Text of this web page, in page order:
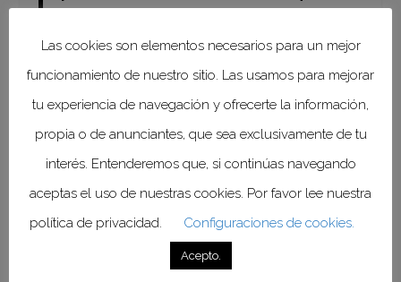
recomendaciones y las replican. Los
influenciadores son líderes de opinión en
internet en sus respectivos campos y
transmiten sinceridad, naturalidad y
de buscar opinión sobre un determinado
producto o servicio en la página web de
la empresa que lo publicita, con los
o desleal, prefieren acudir a su
influenciador habitual porque les
transmite mayor confianza”.
Las cookies son elementos necesarios para un mejor
funcionamiento de nuestro sitio. Las usamos para mejorar
tu experiencia de navegación y ofrecerte la información,
propia o de anunciantes, que sea exclusivamente de tu
interés. Entenderemos que, si continúas navegando
aceptas el uso de nuestras cookies. Por favor lee nuestra
política de privacidad.
Configuraciones de cookies.
Acepto.